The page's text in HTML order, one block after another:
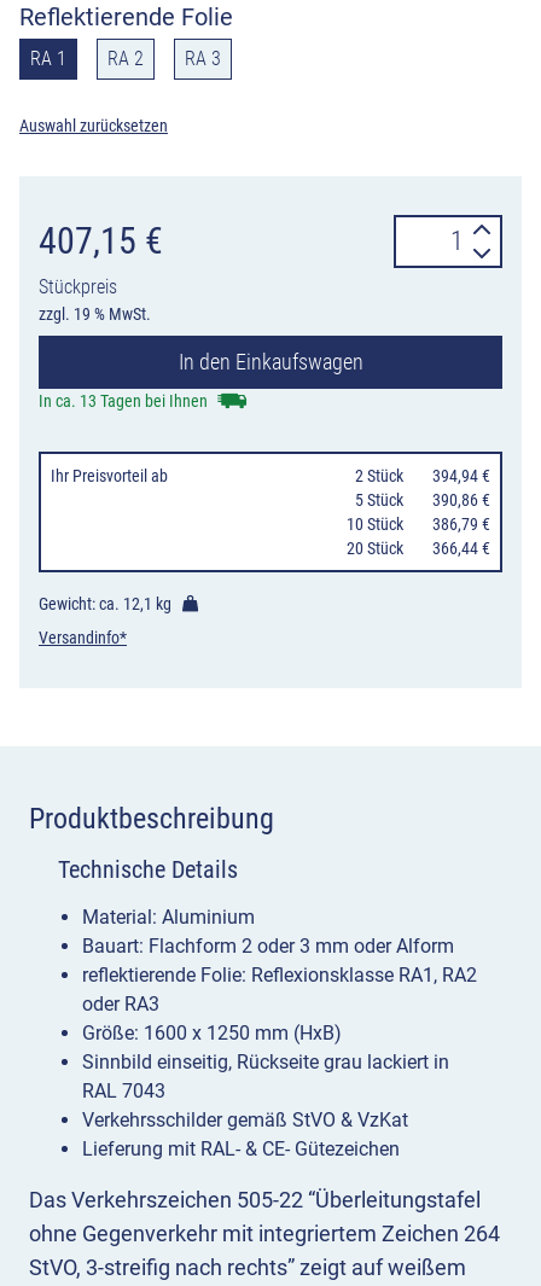
Reflektierende Folie
RA 1 RA 2 RA 3
Auswahl zurücksetzen
407,15 €
Stückpreis
zzgl. 19 % MwSt.
505-
integriertem
Zeichen
264
StVO,
In den Einkaufswagen
In ca. 13 Tagen bei Ihnen
Ihr Preisvorteil ab 2 Stück
394,94 €
5 Stück
390,86 €
10 Stück
386,79 €
20 Stück
366,44 €
Gewicht: ca. 12,1 kg
Versandinfo*
Produktbeschreibung
Das Verkehrszeichen 505-22 “Überleitungstafel
ohne Gegenverkehr mit integriertem Zeichen 264
StVO, 3-streifig nach rechts” zeigt auf weißem
Technische Details
Material: Aluminium
Bauart: Flachform 2 oder 3 mm oder Alform
reflektierende Folie: Reflexionsklasse RA1, RA2
oder RA3
Größe: 1600 x 1250 mm (HxB)
Sinnbild einseitig, Rückseite grau lackiert in
RAL 7043
Verkehrsschilder gemäß StVO & VzKat
Lieferung mit RAL- & CE- Gütezeichen